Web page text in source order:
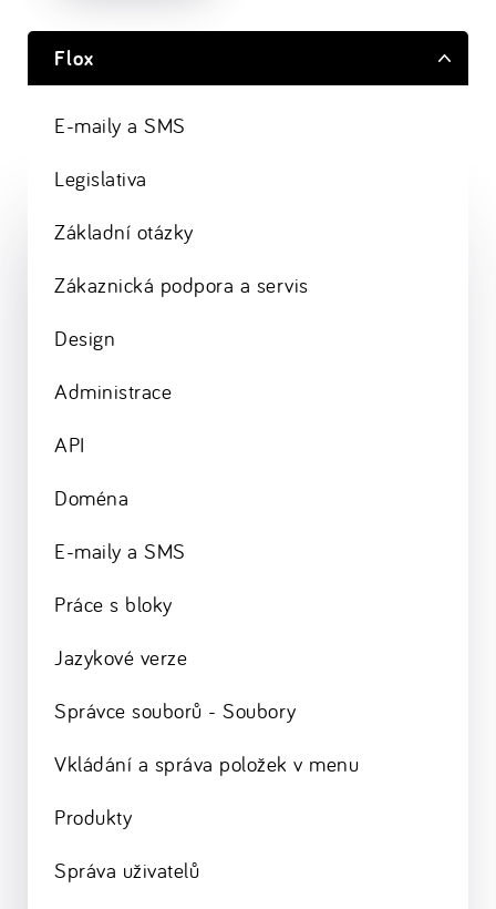
Flox
E-maily a SMS
Legislativa
Základní otázky
Zákaznická podpora a servis
Design
Administrace
API
Doména
E-maily a SMS
Práce s bloky
Jazykové verze
Správce souborů - Soubory
Vkládání a správa položek v menu
Produkty
Správa uživatelů